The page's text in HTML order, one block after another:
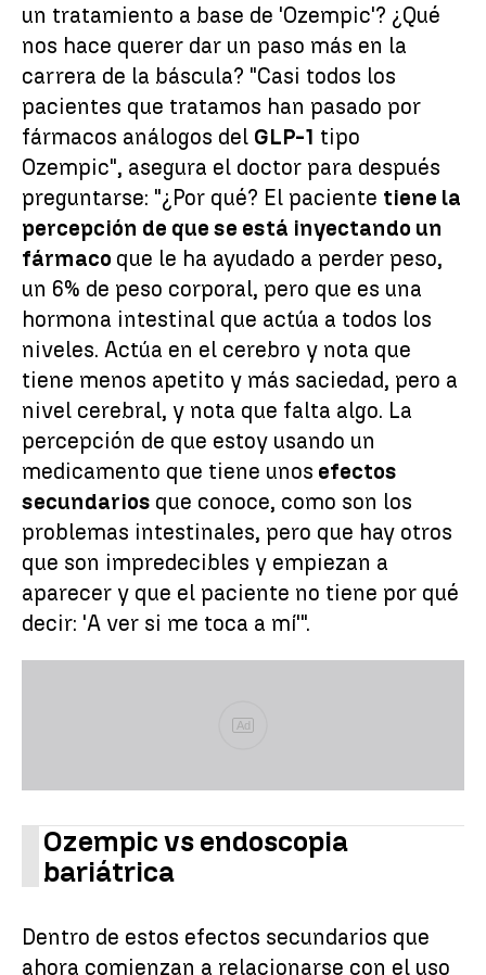
un tratamiento a base de 'Ozempic'? ¿Qué
nos hace querer dar un paso más en la
carrera de la báscula? "Casi todos los
pacientes que tratamos han pasado por
fármacos análogos del GLP-1 tipo
Ozempic", asegura el doctor para después
preguntarse: "¿Por qué? El paciente tiene la
percepción de que se está inyectando un
fármaco que le ha ayudado a perder peso,
un 6% de peso corporal, pero que es una
hormona intestinal que actúa a todos los
niveles. Actúa en el cerebro y nota que
tiene menos apetito y más saciedad, pero a
nivel cerebral, y nota que falta algo. La
percepción de que estoy usando un
medicamento que tiene unos efectos
secundarios que conoce, como son los
problemas intestinales, pero que hay otros
que son impredecibles y empiezan a
aparecer y que el paciente no tiene por qué
decir: 'A ver si me toca a mí'".
Ad
Ozempic vs endoscopia
bariátrica
Dentro de estos efectos secundarios que
ahora comienzan a relacionarse con el uso